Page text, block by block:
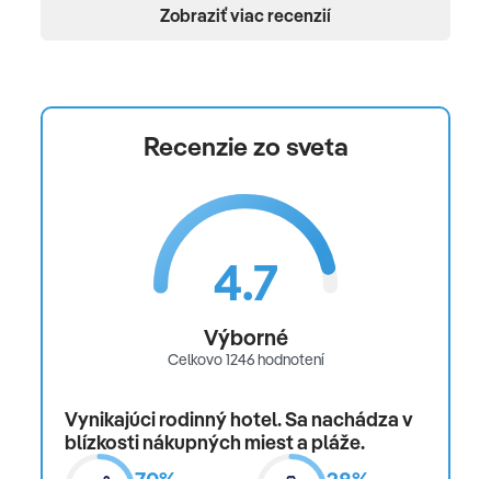
Zobraziť viac recenzií
Recenzie zo sveta
4.7
Výborné
Celkovo 1246 hodnotení
Vynikajúci rodinný hotel. Sa nachádza v
blízkosti nákupných miest a pláže.